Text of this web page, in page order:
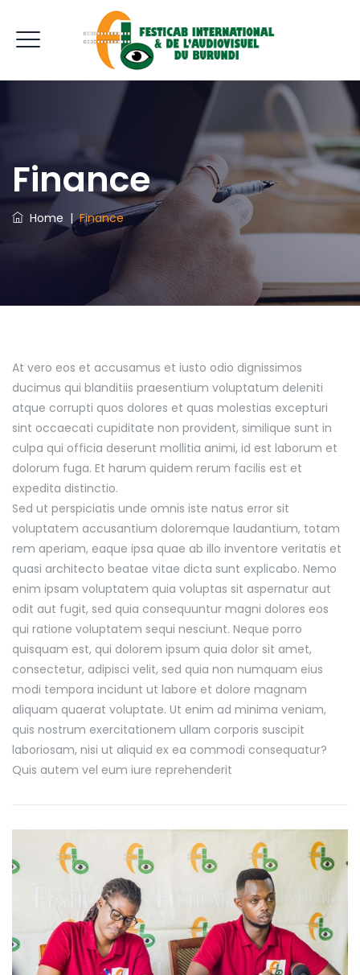
Finance
Home |Finance
At vero eos et accusamus et iusto odio dignissimos
ducimus qui blanditiis praesentium voluptatum deleniti
atque corrupti quos dolores et quas molestias excepturi
sint occaecati cupiditate non provident, similique sunt in
culpa qui officia deserunt mollitia animi, id est laborum et
dolorum fuga. Et harum quidem rerum facilis est et
expedita distinctio.
Sed ut perspiciatis unde omnis iste natus error sit
voluptatem accusantium doloremque laudantium, totam
rem aperiam, eaque ipsa quae ab illo inventore veritatis et
quasi architecto beatae vitae dicta sunt explicabo. Nemo
enim ipsam voluptatem quia voluptas sit aspernatur aut
odit aut fugit, sed quia consequuntur magni dolores eos
qui ratione voluptatem sequi nesciunt. Neque porro
quisquam est, qui dolorem ipsum quia dolor sit amet,
consectetur, adipisci velit, sed quia non numquam eius
modi tempora incidunt ut labore et dolore magnam
aliquam quaerat voluptate. Ut enim ad minima veniam,
quis nostrum exercitationem ullam corporis suscipit
laboriosam, nisi ut aliquid ex ea commodi consequatur?
Quis autem vel eum iure reprehenderit